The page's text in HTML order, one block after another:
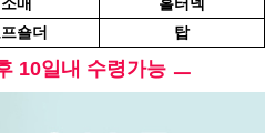
숄더 탑
10일내 수령가능 ㅡ